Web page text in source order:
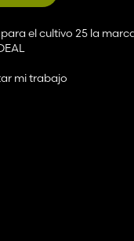
el cultivo 25 la
mi trabajo